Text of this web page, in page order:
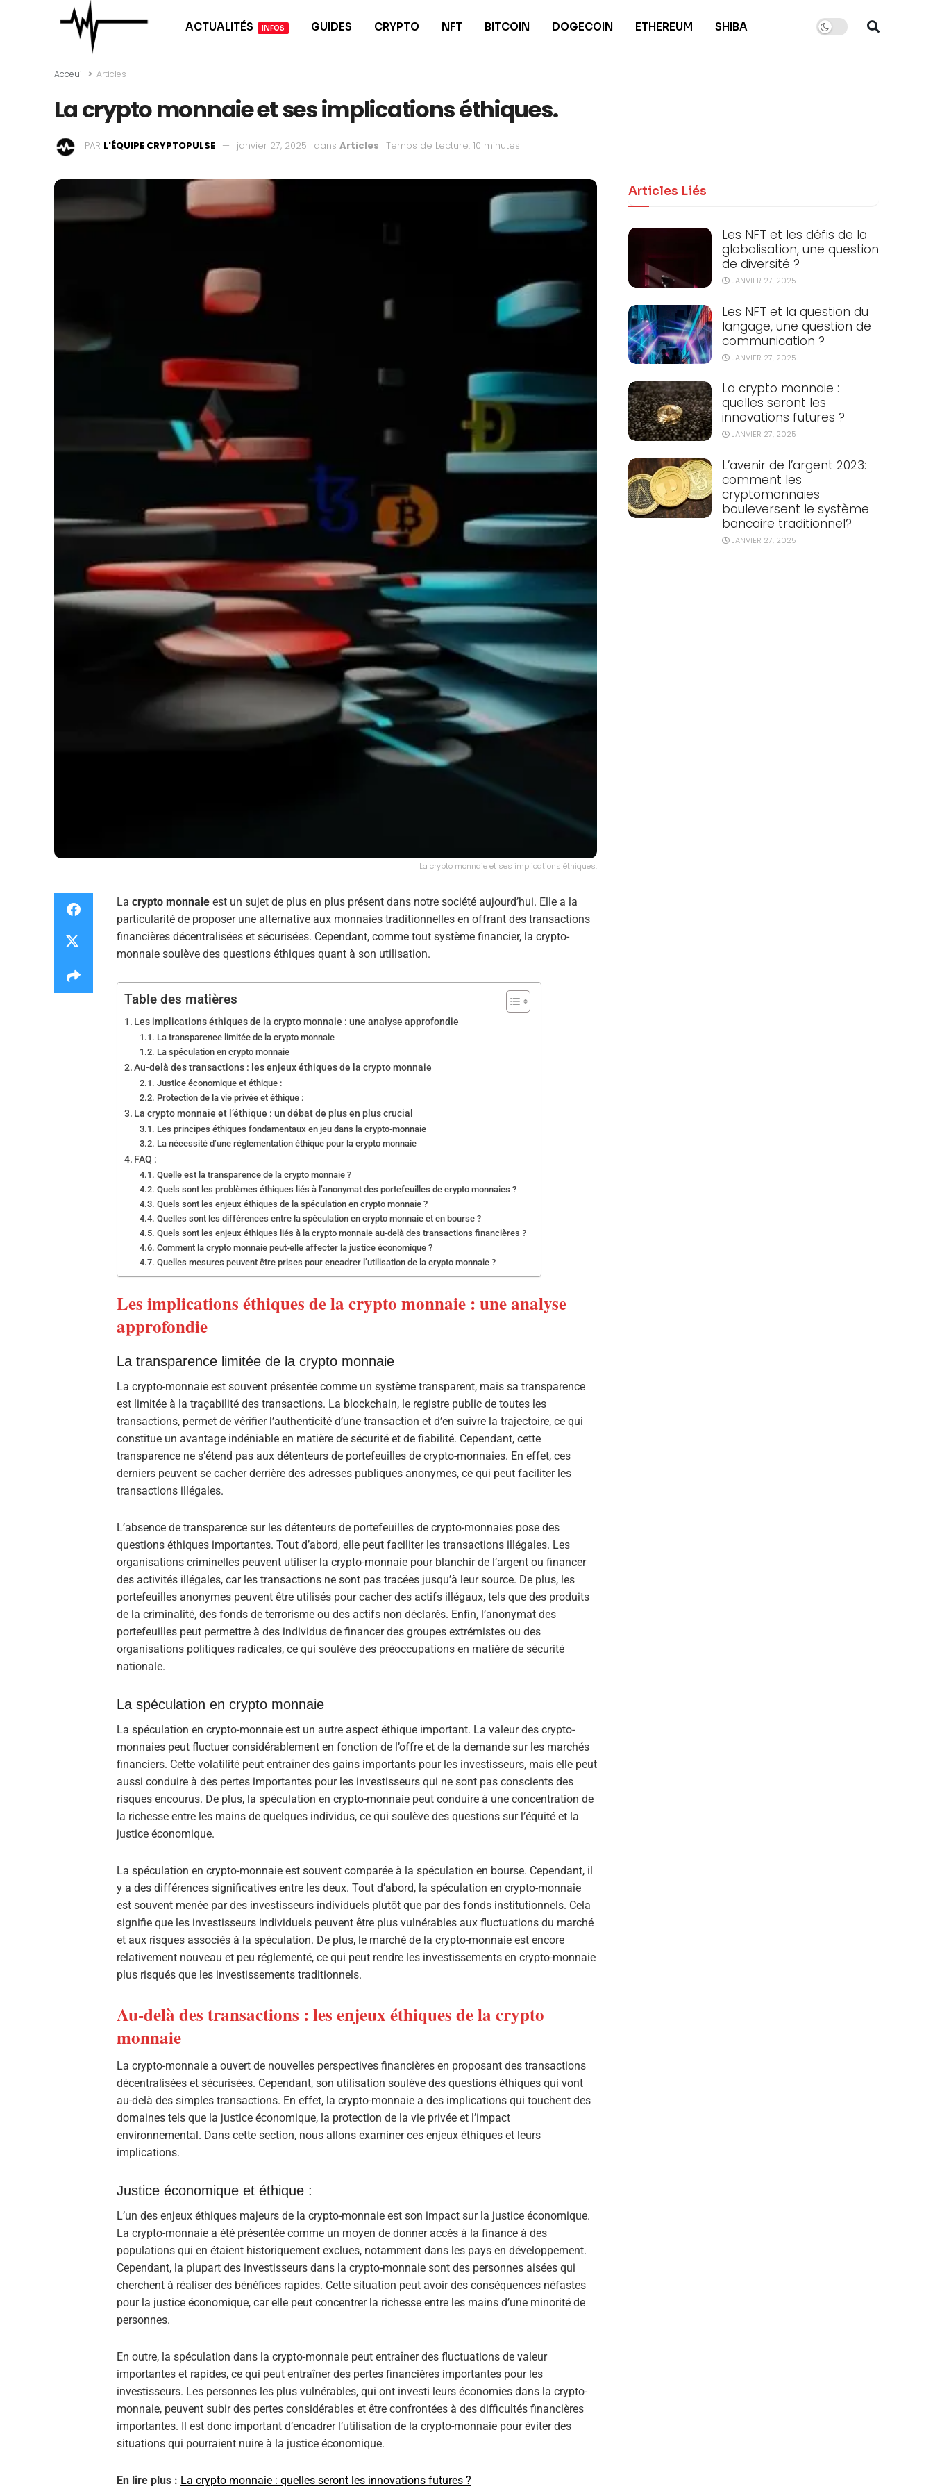
ACTUALITÉS INFOS GUIDES CRYPTO NFT BITCOIN DOGECOIN ETHEREUM SHIBA
Acceuil Articles
La crypto monnaie et ses implications éthiques.
PAR L'ÉQUIPE CRYPTOPULSE janvier 27, 2025 dans Articles Temps de Lecture: 10 minutes
La crypto monnaie et ses implications éthiques.
La crypto monnaieest un sujet de plus en plus présent dans notre société aujourd’hui. Elle a la
particularité de proposer une alternative aux monnaies traditionnelles en offrant des transactions
financières décentralisées et sécurisées. Cependant, comme tout système financier, la crypto-
monnaie soulève des questions éthiques quant à son utilisation.
Table des matières
Les implications éthiques de la crypto monnaie : une analyse approfondie
La transparence limitée de la crypto monnaie
La spéculation en crypto monnaie
Au-delà des transactions : les enjeux éthiques de la crypto monnaie
Justice économique et éthique :
Protection de la vie privée et éthique :
La crypto monnaie et l’éthique : un débat de plus en plus crucial
Les principes éthiques fondamentaux en jeu dans la crypto-monnaie
La nécessité d’une réglementation éthique pour la crypto monnaie
FAQ :
Quelle est la transparence de la crypto monnaie ?
Quels sont les problèmes éthiques liés à l’anonymat des portefeuilles de crypto monnaies ?
Quels sont les enjeux éthiques de la spéculation en crypto monnaie ?
Quelles sont les différences entre la spéculation en crypto monnaie et en bourse ?
Quels sont les enjeux éthiques liés à la crypto monnaie au-delà des transactions financières ?
Comment la crypto monnaie peut-elle affecter la justice économique ?
Quelles mesures peuvent être prises pour encadrer l’utilisation de la crypto monnaie ?
Les implications éthiques de la crypto monnaie : une analyse
approfondie
La transparence limitée de la crypto monnaie
La crypto-monnaie est souvent présentée comme un système transparent, mais sa transparence
est limitée à la traçabilité des transactions. La blockchain, le registre public de toutes les
transactions, permet de vérifier l’authenticité d’une transaction et d’en suivre la trajectoire, ce qui
constitue un avantage indéniable en matière de sécurité et de fiabilité. Cependant, cette
transparence ne s’étend pas aux détenteurs de portefeuilles de crypto-monnaies. En effet, ces
derniers peuvent se cacher derrière des adresses publiques anonymes, ce qui peut faciliter les
transactions illégales.
L’absence de transparence sur les détenteurs de portefeuilles de crypto-monnaies pose des
questions éthiques importantes. Tout d’abord, elle peut faciliter les transactions illégales. Les
organisations criminelles peuvent utiliser la crypto-monnaie pour blanchir de l’argent ou financer
des activités illégales, car les transactions ne sont pas tracées jusqu’à leur source. De plus, les
portefeuilles anonymes peuvent être utilisés pour cacher des actifs illégaux, tels que des produits
de la criminalité, des fonds de terrorisme ou des actifs non déclarés. Enfin, l’anonymat des
portefeuilles peut permettre à des individus de financer des groupes extrémistes ou des
organisations politiques radicales, ce qui soulève des préoccupations en matière de sécurité
nationale.
La spéculation en crypto monnaie
La spéculation en crypto-monnaie est un autre aspect éthique important. La valeur des crypto-
monnaies peut fluctuer considérablement en fonction de l’offre et de la demande sur les marchés
financiers. Cette volatilité peut entraîner des gains importants pour les investisseurs, mais elle peut
aussi conduire à des pertes importantes pour les investisseurs qui ne sont pas conscients des
risques encourus. De plus, la spéculation en crypto-monnaie peut conduire à une concentration de
la richesse entre les mains de quelques individus, ce qui soulève des questions sur l’équité et la
justice économique.
La spéculation en crypto-monnaie est souvent comparée à la spéculation en bourse. Cependant, il
y a des différences significatives entre les deux. Tout d’abord, la spéculation en crypto-monnaie
est souvent menée par des investisseurs individuels plutôt que par des fonds institutionnels. Cela
signifie que les investisseurs individuels peuvent être plus vulnérables aux fluctuations du marché
et aux risques associés à la spéculation. De plus, le marché de la crypto-monnaie est encore
relativement nouveau et peu réglementé, ce qui peut rendre les investissements en crypto-monnaie
plus risqués que les investissements traditionnels.
Au-delà des transactions : les enjeux éthiques de la crypto
monnaie
La crypto-monnaie a ouvert de nouvelles perspectives financières en proposant des transactions
décentralisées et sécurisées. Cependant, son utilisation soulève des questions éthiques qui vont
au-delà des simples transactions. En effet, la crypto-monnaie a des implications qui touchent des
domaines tels que la justice économique, la protection de la vie privée et l’impact
environnemental. Dans cette section, nous allons examiner ces enjeux éthiques et leurs
implications.
Justice économique et éthique :
L’un des enjeux éthiques majeurs de la crypto-monnaie est son impact sur la justice économique.
La crypto-monnaie a été présentée comme un moyen de donner accès à la finance à des
populations qui en étaient historiquement exclues, notamment dans les pays en développement.
Cependant, la plupart des investisseurs dans la crypto-monnaie sont des personnes aisées qui
cherchent à réaliser des bénéfices rapides. Cette situation peut avoir des conséquences néfastes
pour la justice économique, car elle peut concentrer la richesse entre les mains d’une minorité de
personnes.
En outre, la spéculation dans la crypto-monnaie peut entraîner des fluctuations de valeur
importantes et rapides, ce qui peut entraîner des pertes financières importantes pour les
investisseurs. Les personnes les plus vulnérables, qui ont investi leurs économies dans la crypto-
monnaie, peuvent subir des pertes considérables et être confrontées à des difficultés financières
importantes. Il est donc important d’encadrer l’utilisation de la crypto-monnaie pour éviter des
situations qui pourraient nuire à la justice économique.
En lire plus : La crypto monnaie : quelles seront les innovations futures ?
Articles Liés
Les NFT et les défis de la
globalisation, une question
de diversité ?
JANVIER 27, 2025
Les NFT et la question du
langage, une question de
communication ?
JANVIER 27, 2025
La crypto monnaie :
quelles seront les
innovations futures ?
JANVIER 27, 2025
L’avenir de l’argent 2023:
comment les
cryptomonnaies
bouleversent le système
bancaire traditionnel?
JANVIER 27, 2025